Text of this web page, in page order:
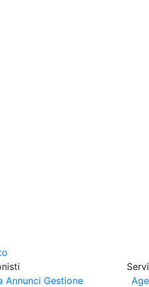
Annunci Gestione